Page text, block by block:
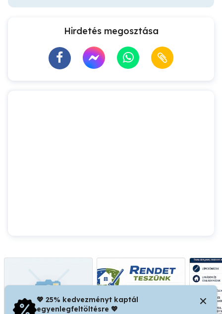
Hirdetés megosztása
💖 25% kedvezményt kaptál
egyenlegfeltöltésre 💖